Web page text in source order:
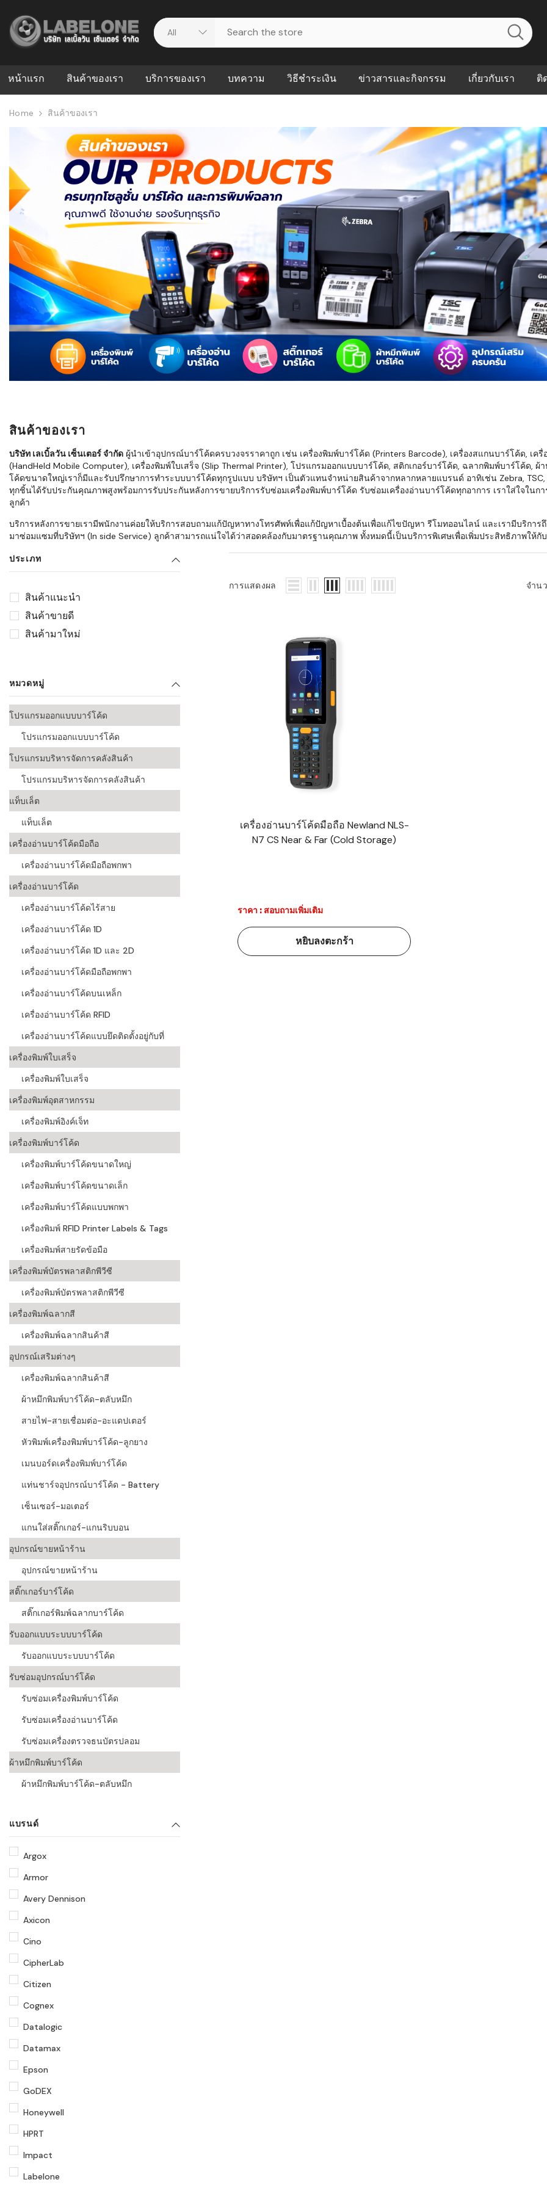
หน้าแรก สินค้าของเรา บริการของเรา
ดาวน์โหลดไดร์เวอร์
วีดีโอแนะนำ
บทความ
บริหารคลังสินค้าที่ช่วยลด
สต็อกแบบ Real-time
ปัญหาคลังสินค้าที่บอกว่า
ธุรกิจของคุณควรเริ่มใช้
WMS กับ ERP ต่างกัน
อย่างไร? ทำไมหลายธุรกิจ
ต้องใช้ร่วมกัน
ใช้ Excel คุมสต็อก กับใช้
WMS ต่างกันอย่างไร?
แบบไหนเหมาะกับธุรกิจที่
กำลังเติบโต
ขั้นตอนการทำงานของ
WMS ตั้งแต่รับสินค้า จัด
เก็บ หยิบ แพ็ก จนถึงจัดส่ง
อย่างไร
WMS สำหรับธุรกิจ 3PL,
ค้าส่ง และ E-Commerce:
แนะนำ Checklist ก่อน
เลือกระบบ WMS: ธุรกิจ
ก่อนเริ่มติดตั้ง
ระบบบาร์โค้ดในธุรกิจขน
ระบบบาร์โค้ดในธุรกิจ
การพัฒนาบาร์โค้ดในงาน
ระบบบาร์โค้ดใน
อุตสาหกรรมยานยนต์
อุตสาหกรรมเสื้อผ้า
ระบบบาร์โค้ดใน
แพทย์
ระบบบาร์โค้ดในด้านการ
วิธีชำระเงิน ข่าวสารและกิจกรรม เกี่ยวกับเรา
FAQs
Our Customer
ติ
Home สินค้าของเรา
สินค้าของเรา
บริษัท เลเบิ้ลวัน เซ็นเตอร์ จำกัด ผู้นำเข้าอุปกรณ์บาร์โค้ดครบวงจรราคาถูก เช่น เครื่องพิมพ์บาร์โค้ด (Printers Barcode), เครื่องสแกนบาร์โค้ด, เค
(HandHeld Mobile Computer), เครื่องพิมพ์ใบเสร็จ (Slip Thermal Printer), โปรแกรมออกแบบบาร์โค้ด, สติกเกอร์บาร์โค้ด, ฉลากพิมพ์บาร์โค้ด,
โค้ดขนาดใหญ่เราก็มีและรับปรึกษาการทำระบบบาร์โค้ดทุกรูปแบบ บริษัทฯ เป็นตัวแทนจำหน่ายสินค้าจากหลากหลายแบรนด์ อาทิเช่น Zebra, TSC,
ทุกชิ้นได้รับประกันคุณภาพสูงพร้อมการรับประกันหลังการขายบริการรับซ่อมเครื่องพิมพ์บาร์โค้ด รับซ่อมเครื่องอ่านบาร์โค้ดทุกอาการ เราใส่ใจใน
ลูกค้า
บริการหลังการขายเรามีพนักงานค่อยให้บริการสอบถามแก้ปัญหาทางโทรศัพท์เพื่อแก้ปัญหาเบื้องต้นเพื่อแก้ไขปัญหา รีโมทออนไลน์ และเรามีบริการ
มาซ่อมแซมที่บริษัทฯ (In side Service) ลูกค้าสามารถแน่ใจได้ว่าสอดคล้องกับมาตรฐานคุณภาพ ทั้งหมดนี้เป็นบริการพิเศษเพื่อเพิ่มประสิทธิภาพให้กั
ประเภท
สินค้าแนะนำ
สินค้าขายดี
สินค้ามาใหม่
หมวดหมู่
โปรแกรมออกแบบบาร์โค้ด
โปรแกรมออกแบบบาร์โค้ด
โปรแกรมบริหารจัดการคลังสินค้า
โปรแกรมบริหารจัดการคลังสินค้า
แท็บเล็ต
แท็บเล็ต
เครื่องอ่านบาร์โค้ดมือถือ
เครื่องอ่านบาร์โค้ดมือถือพกพา
เครื่องอ่านบาร์โค้ด
เครื่องอ่านบาร์โค้ดไร้สาย
เครื่องอ่านบาร์โค้ด 1D
เครื่องอ่านบาร์โค้ด 1D และ 2D
เครื่องอ่านบาร์โค้ดมือถือพกพา
เครื่องอ่านบาร์โค้ดบนเหล็ก
เครื่องอ่านบาร์โค้ด RFID
เครื่องอ่านบาร์โค้ดแบบยึดติดตั้งอยู่กับที่
เครื่องพิมพ์ใบเสร็จ
เครื่องพิมพ์ใบเสร็จ
เครื่องพิมพ์อุตสาหกรรม
เครื่องพิมพ์อิงค์เจ็ท
เครื่องพิมพ์บาร์โค้ด
เครื่องพิมพ์บาร์โค้ดขนาดใหญ่
เครื่องพิมพ์บาร์โค้ดขนาดเล็ก
เครื่องพิมพ์บาร์โค้ดแบบพกพา
เครื่องพิมพ์ RFID Printer Labels & Tags
เครื่องพิมพ์สายรัดข้อมือ
เครื่องพิมพ์บัตรพลาสติกพีวีซี
เครื่องพิมพ์บัตรพลาสติกพีวีซี
เครื่องพิมพ์ฉลากสี
เครื่องพิมพ์ฉลากสินค้าสี
อุปกรณ์เสริมต่างๆ
เครื่องพิมพ์ฉลากสินค้าสี
ผ้าหมึกพิมพ์บาร์โค้ด-ตลับหมึก
สายไฟ-สายเชื่อมต่อ-อะแดปเตอร์
หัวพิมพ์เครื่องพิมพ์บาร์โค้ด-ลูกยาง
เมนบอร์ดเครื่องพิมพ์บาร์โค้ด
แท่นชาร์จอุปกรณ์บาร์โค้ด - Battery
เซ็นเซอร์-มอเตอร์
แกนใส่สติ๊กเกอร์-แกนริบบอน
อุปกรณ์ขายหน้าร้าน
อุปกรณ์ขายหน้าร้าน
สติ๊กเกอร์บาร์โค้ด
สติ๊กเกอร์พิมพ์ฉลากบาร์โค้ด
รับออกแบบระบบบาร์โค้ด
รับออกแบบระบบบาร์โค้ด
รับซ่อมอุปกรณ์บาร์โค้ด
รับซ่อมเครื่องพิมพ์บาร์โค้ด
รับซ่อมเครื่องอ่านบาร์โค้ด
รับซ่อมเครื่องตรวจธนบัตรปลอม
ผ้าหมึกพิมพ์บาร์โค้ด
ผ้าหมึกพิมพ์บาร์โค้ด-ตลับหมึก
แบรนด์
Argox
Armor
Avery Dennison
Axicon
Cino
CipherLab
Citizen
Cognex
Datalogic
Datamax
Epson
GoDEX
Honeywell
HPRT
Impact
Labelone
การแสดงผล จำน
เครื่องอ่านบาร์โค้ดมือถือ Newland NLS-
N7 CS Near & Far (Cold Storage)
ราคา : สอบถามเพิ่มเติม
หยิบลงตะกร้า